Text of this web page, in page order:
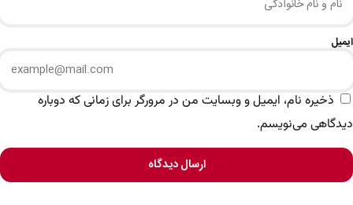
ایمیل
ذخیره نام، ایمیل و وبسایت من در مرورگر برای زمانی که دوباره
دیدگاهی می‌نویسم.
ارسال دیدگاه